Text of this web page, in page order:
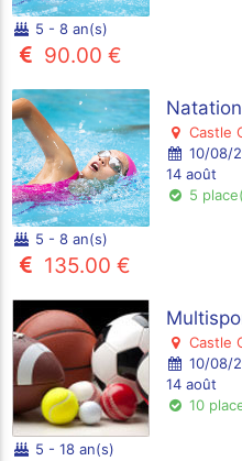
5 - 8 an(s)
90.00 €
Castle
10/08/
14 août
5
5 - 8 an(s)
135.00 €
Castle
10/08/
14 août
10
5 - 18 an(s)